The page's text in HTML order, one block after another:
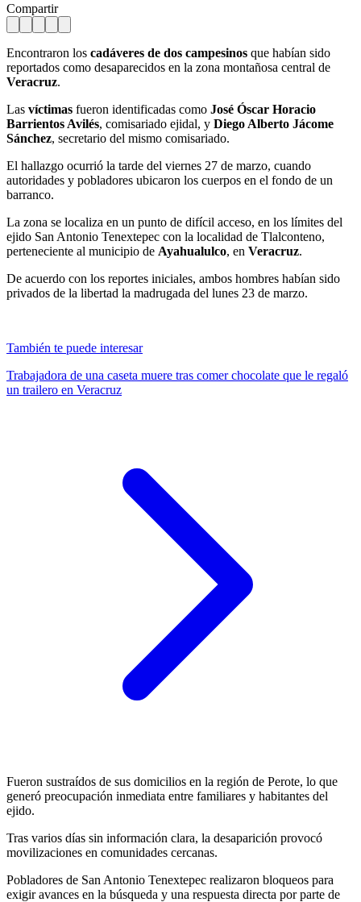
Compartir
Encontraron los cadáveres de dos campesinos que habían sido
reportados como desaparecidos en la zona montañosa central de
Veracruz.
Las víctimas fueron identificadas como José Óscar Horacio
Barrientos Avilés, comisariado ejidal, y Diego Alberto Jácome
Sánchez, secretario del mismo comisariado.
El hallazgo ocurrió la tarde del viernes 27 de marzo, cuando
autoridades y pobladores ubicaron los cuerpos en el fondo de un
barranco.
La zona se localiza en un punto de difícil acceso, en los límites del
ejido San Antonio Tenextepec con la localidad de Tlalconteno,
perteneciente al municipio de Ayahualulco, en Veracruz.
De acuerdo con los reportes iniciales, ambos hombres habían sido
privados de la libertad la madrugada del lunes 23 de marzo.
También te puede interesar
Trabajadora de una caseta muere tras comer chocolate que le regaló
un trailero en Veracruz
Fueron sustraídos de sus domicilios en la región de Perote, lo que
generó preocupación inmediata entre familiares y habitantes del
ejido.
Tras varios días sin información clara, la desaparición provocó
movilizaciones en comunidades cercanas.
Pobladores de San Antonio Tenextepec realizaron bloqueos para
exigir avances en la búsqueda y una respuesta directa por parte de